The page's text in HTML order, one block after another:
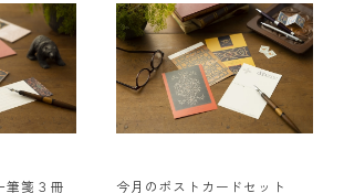
筆箋３冊
今月のポストカードセット